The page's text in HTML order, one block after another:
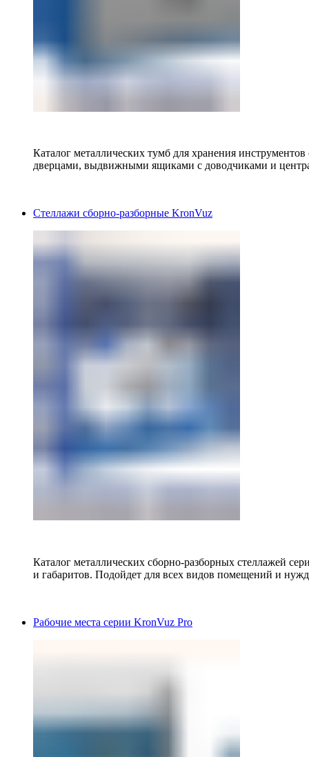
Каталог металлических тумб для хранения
дверцами, выдвижными ящиками с доводчиками и
Стеллажи сборно-разборные KronVuz
Каталог металлических сборно-разборных стеллажей
и габаритов. Подойдет для всех видов помещений и
Рабочие места серии KronVuz Pro